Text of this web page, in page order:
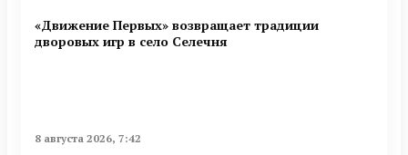
«Движение Первых» возвращает традиции
дворовых игр в село Селечня
8 августа 2026, 7:42